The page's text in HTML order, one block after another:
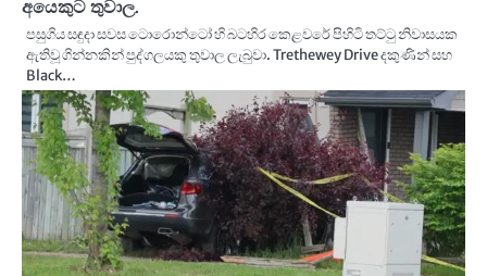
අයෙකුට තුවාල.
පසුගිය සඳුදා සවස ටොරොන්ටෝ හි බටහිර කෙළවරේ පිහිටි තට්ටු නිවාසයක
ඇතිවූ ගින්නකින් පුද්ගලයකු තුවාල ලැබුවා. Trethewey Drive දකුණින් සහ
Black…